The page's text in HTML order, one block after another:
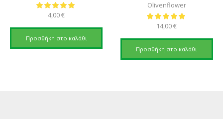
4,00€
Προσθήκη στο καλάθι
Olivenflower
14,00€
Προσθήκη στο καλάθι